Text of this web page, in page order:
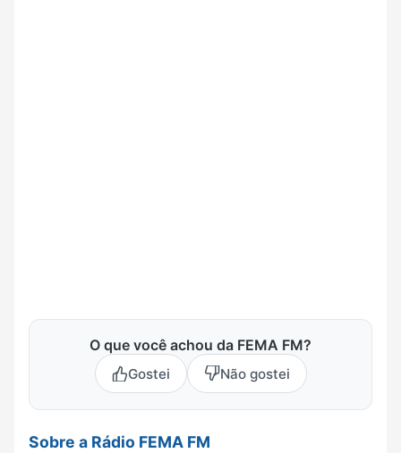
O que você achou da FEMA FM?
Gostei Não gostei
Sobre a Rádio FEMA FM